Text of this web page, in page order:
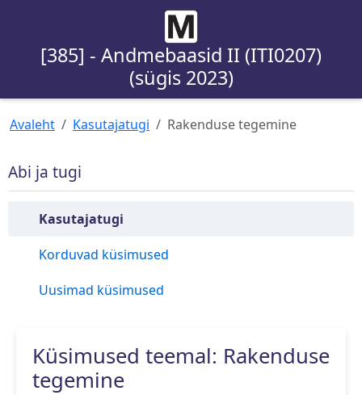
[385] - Andmebaasid II (ITI0207)
(sügis 2023)
Avaleht Kasutajatugi Rakenduse tegemine
Abi ja tugi
Kasutajatugi
Korduvad küsimused
Uusimad küsimused
Küsimused teemal: Rakenduse
tegemine